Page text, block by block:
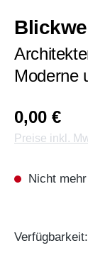
Moderne
0,00 €
Preise inkl.
Nicht